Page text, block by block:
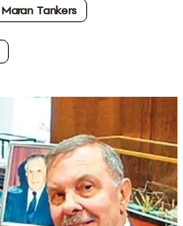
Maran Tankers